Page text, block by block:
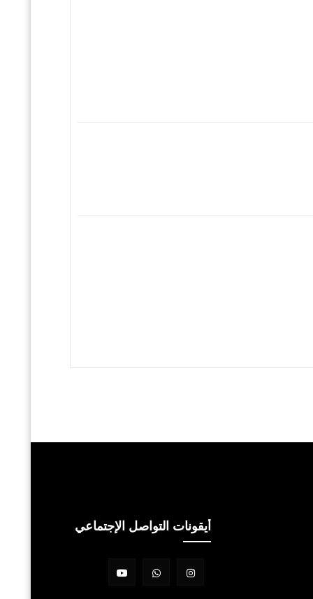
أيقونات التواصل الإجتماعي